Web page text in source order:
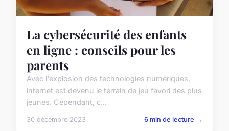
La cybersécurité des enfants
en ligne : conseils pour les
parents
Avec l'explosion des technologies numériques,
internet est devenu le terrain de jeu favori des plus
jeunes. Cependant, c...
30 décembre 2023 6 min de lecture →